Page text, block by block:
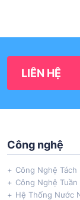
LIÊN HỆ
Công nghệ
Công Nghệ Tách
Công Nghệ
Hệ Thống Nước